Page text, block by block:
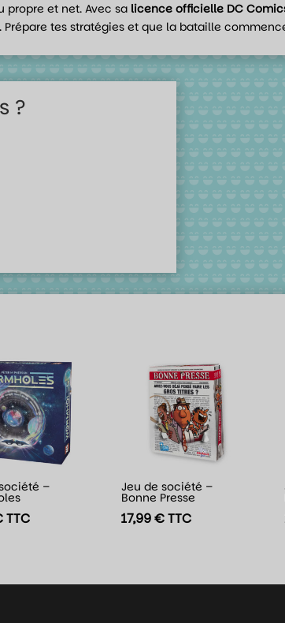
propre et net. Avec sa licence officielle DC
tes stratégies et que la bataille
?
–
TTC
Jeu de société –
Bonne Presse
17,99€TTC